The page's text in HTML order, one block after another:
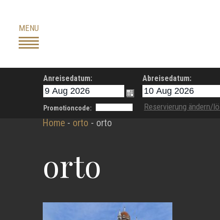
content
MENU
Anreisedatum: Abreisedatum:
Promotioncode: Reservierung ändern/
Home - orto - orto
orto